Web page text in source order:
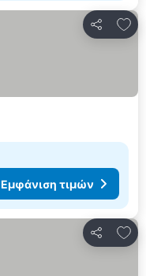
Εμφάνιση τιμών